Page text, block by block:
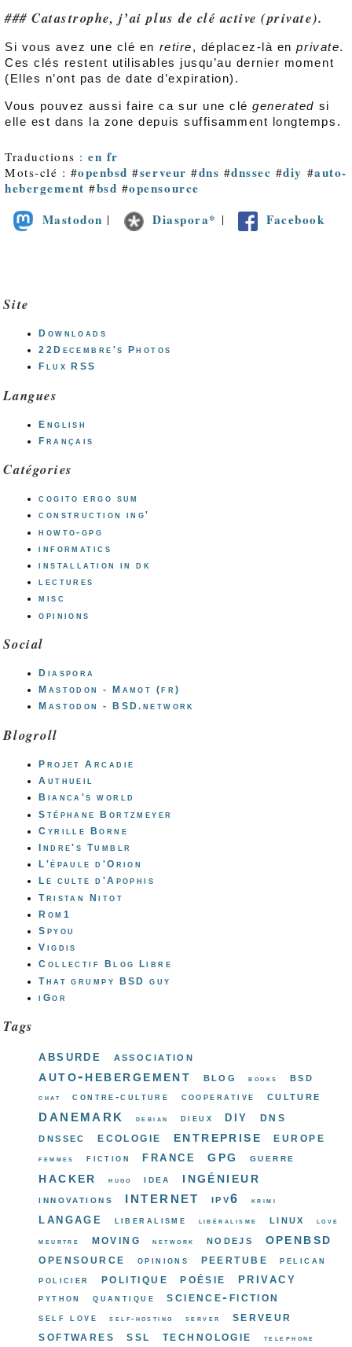
Catastrophe, j’ai plus de clé active (private).
Si vous avez une clé en retire, déplacez-là enprivate.
Ces clés restent utilisables jusqu’au dernier moment
(Elles n’ont pas de date d’expiration).
Vous pouvez aussi faire ca sur une clégenerated si
elle est dans la zone depuis suffisamment longtemps.
Traductions :en fr
Mots-clé : #openbsd #serveur #dns #dnssec #diy #auto-
hebergement #bsd #opensource
Mastodon | Diaspora* | Facebook
Site
Downloads
22Decembre's Photos
Flux RSS
Langues
English
Français
Catégories
cogito ergo sum
construction ing'
howto-gpg
informatics
installation in dk
lectures
misc
opinions
Social
Diaspora
Mastodon - Mamot (fr)
Mastodon - BSD.network
Blogroll
Projet Arcadie
Authueil
Bianca's world
Stéphane Bortzmeyer
Cyrille Borne
Indre's Tumblr
L'épaule d'Orion
Le culte d'Apophis
Tristan Nitot
Rom1
Spyou
Vigdis
Collectif Blog Libre
That grumpy BSD guy
iGor
Tags
absurde association
auto-hebergement blog books bsd
chat contre-culture cooperative culture
danemark debian dieux diy dns
dnssec ecologie entreprise europe
femmes fiction france gpg guerre
hacker hugo idea ingénieur
innovations internet ipv6 krimi
langage liberalisme libéralisme linux love
meurtre moving network nodejs openbsd
opensource opinions peertube
pelican
policier
politique poésie privacy
python quantique science-fiction
self love self-hosting server
serveur
softwares
ssl technologie telephone